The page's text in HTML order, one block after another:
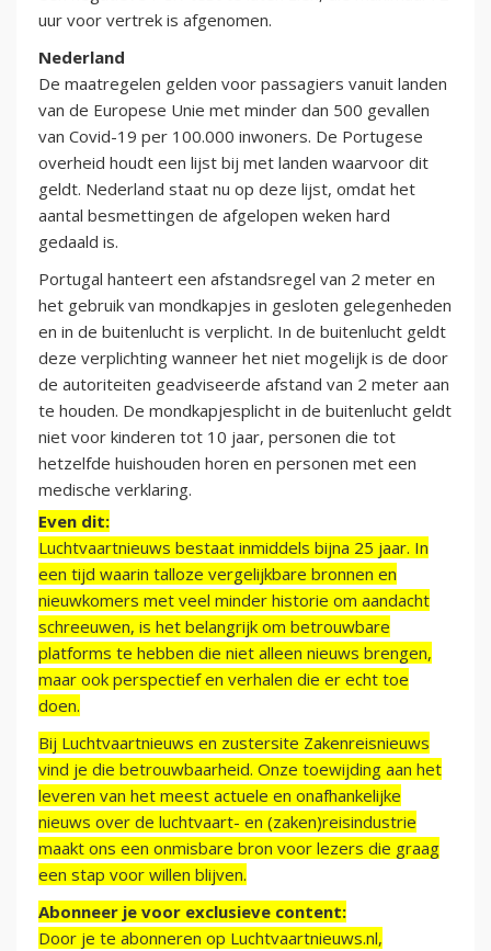
uur voor vertrek is afgenomen.
Nederland
De maatregelen gelden voor passagiers vanuit landen
van de Europese Unie met minder dan 500 gevallen
van Covid-19 per 100.000 inwoners. De Portugese
overheid houdt een lijst bij met landen waarvoor dit
geldt. Nederland staat nu op deze lijst, omdat het
aantal besmettingen de afgelopen weken hard
gedaald is.
Portugal hanteert een afstandsregel van 2 meter en
het gebruik van mondkapjes in gesloten gelegenheden
en in de buitenlucht is verplicht. In de buitenlucht geldt
deze verplichting wanneer het niet mogelijk is de door
de autoriteiten geadviseerde afstand van 2 meter aan
te houden. De mondkapjesplicht in de buitenlucht geldt
niet voor kinderen tot 10 jaar, personen die tot
hetzelfde huishouden horen en personen met een
medische verklaring.
Even dit:
Luchtvaartnieuws bestaat inmiddels bijna 25 jaar. In
een tijd waarin talloze vergelijkbare bronnen en
nieuwkomers met veel minder historie om aandacht
schreeuwen, is het belangrijk om betrouwbare
platforms te hebben die niet alleen nieuws brengen,
maar ook perspectief en verhalen die er echt toe
doen.
Bij Luchtvaartnieuws en zustersite Zakenreisnieuws
vind je die betrouwbaarheid. Onze toewijding aan het
leveren van het meest actuele en onafhankelijke
nieuws over de luchtvaart- en (zaken)reisindustrie
maakt ons een onmisbare bron voor lezers die graag
een stap voor willen blijven.
Abonneer je voor exclusieve content:
Door je te abonneren op Luchtvaartnieuws.nl,